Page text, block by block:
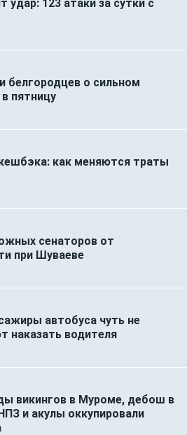
удар: 123 атаки за сутки с
белгородцев о сильном
пятницу
как меняются траты
сенаторов от
при Шуваеве
автобуса чуть не
наказать водителя
викингов в Муроме, дебош в
и акулы оккупировали